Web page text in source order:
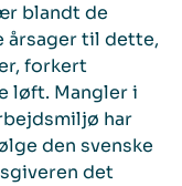
blandt de
årsager til dette,
forkert
løft. Mangler i
har
den svenske
det